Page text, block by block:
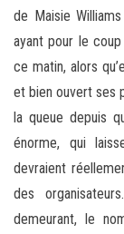
de Maisie
ayant pour le
ce matin, alors
et bien ouvert ses
la queue depuis
énorme, qui
devraient
des
demeurant, le